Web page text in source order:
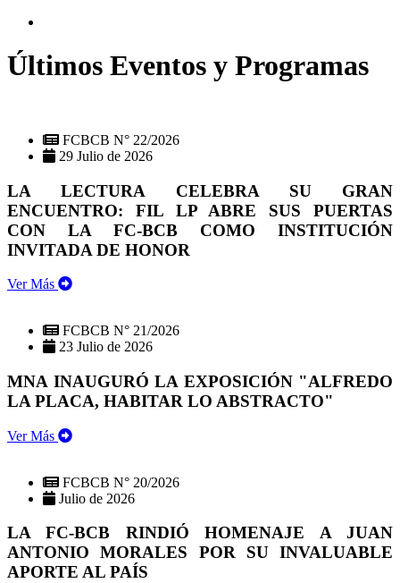
Últimos Eventos y Programas
FCBCB N° 22/2026
29 Julio de 2026
LA LECTURA CELEBRA SU GRAN
ENCUENTRO: FIL LP ABRE SUS PUERTAS
CON LA FC-BCB COMO INSTITUCIÓN
INVITADA DE HONOR
Ver Más
FCBCB N° 21/2026
23 Julio de 2026
MNA INAUGURÓ LA EXPOSICIÓN "ALFREDO
LA PLACA, HABITAR LO ABSTRACTO"
Ver Más
FCBCB N° 20/2026
Julio de 2026
LA FC-BCB RINDIÓ HOMENAJE A JUAN
ANTONIO MORALES POR SU INVALUABLE
APORTE AL PAÍS